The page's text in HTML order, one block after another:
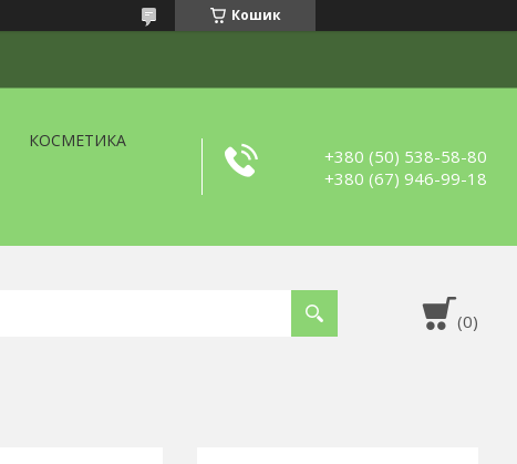
Кошик
КОСМЕТИКА
+380 (50) 538-58-80
+380 (67) 946-99-18